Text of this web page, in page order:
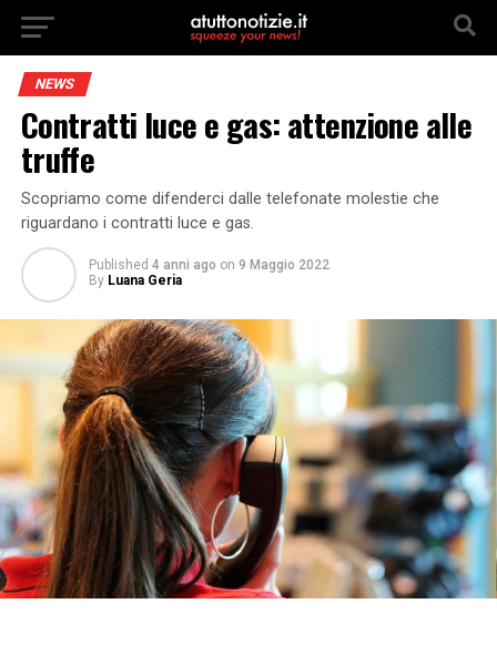
NEWS
Contratti luce e gas: attenzione alle
truffe
Scopriamo come difenderci dalle telefonate molestie che
riguardano i contratti luce e gas.
Published 4 anni ago on 9 Maggio 2022
By Luana Geria